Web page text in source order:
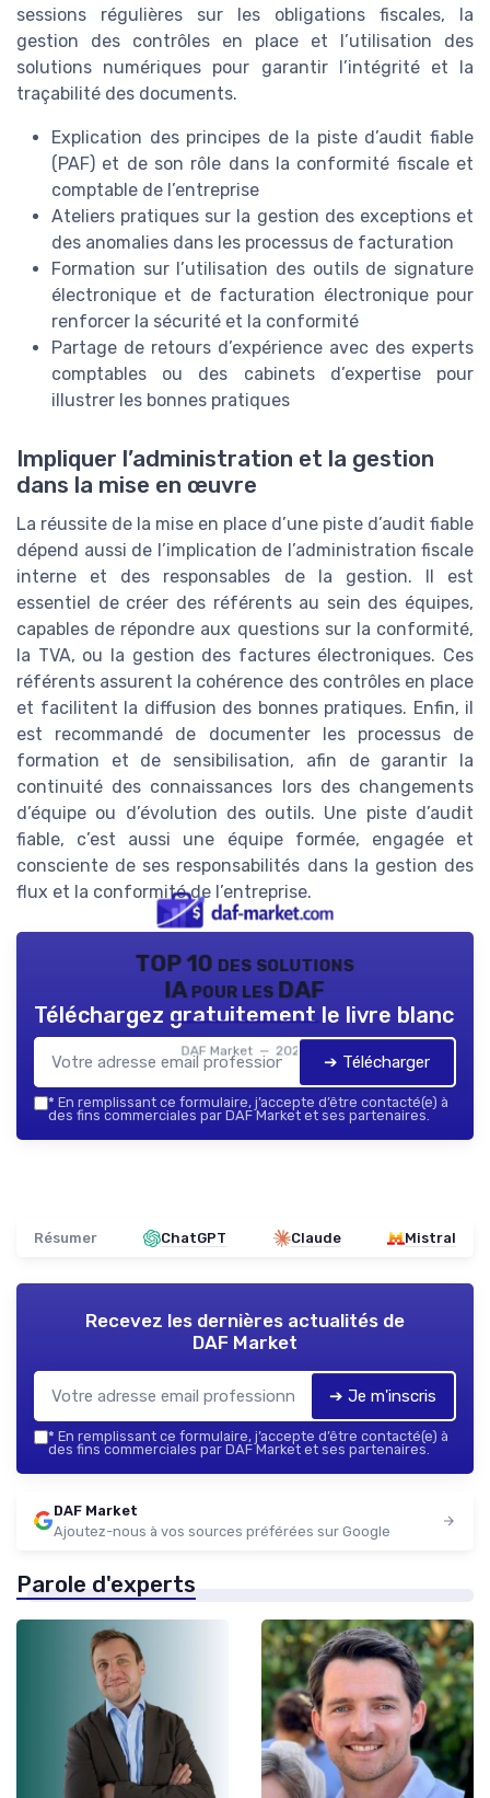
sessions régulières sur les obligations fiscales, la
gestion des contrôles en place et l’utilisation des
solutions numériques pour garantir l’intégrité et la
traçabilité des documents.
Explication des principes de la piste d’audit fiable
(PAF) et de son rôle dans la conformité fiscale et
comptable de l’entreprise
Ateliers pratiques sur la gestion des exceptions et
des anomalies dans les processus de facturation
Formation sur l’utilisation des outils de signature
électronique et de facturation électronique pour
renforcer la sécurité et la conformité
Partage de retours d’expérience avec des experts
comptables ou des cabinets d’expertise pour
illustrer les bonnes pratiques
Impliquer l’administration et la gestion
dans la mise en œuvre
La réussite de la mise en place d’une piste d’audit fiable
dépend aussi de l’implication de l’administration fiscale
interne et des responsables de la gestion. Il est
essentiel de créer des référents au sein des équipes,
capables de répondre aux questions sur la conformité,
la TVA, ou la gestion des factures électroniques. Ces
référents assurent la cohérence des contrôles en place
et facilitent la diffusion des bonnes pratiques. Enfin, il
est recommandé de documenter les processus de
formation et de sensibilisation, afin de garantir la
continuité des connaissances lors des changements
d’équipe ou d’évolution des outils. Une piste d’audit
fiable, c’est aussi une équipe formée, engagée et
consciente de ses responsabilités dans la gestion des
flux et la conformité de l’entreprise.
TOP 10 des solutions
IA pour les DAF
DAF Market — 2026
Téléchargez gratuitement le livre blanc
➔ Télécharger
* En remplissant ce formulaire, j’accepte d’être contacté(e) à
des fins commerciales par DAF Market et ses partenaires.
Résumer ChatGPT Claude Mistral
Recevez les dernières actualités de
DAF Market
➔ Je m'inscris
* En remplissant ce formulaire, j’accepte d’être contacté(e) à
des fins commerciales par DAF Market et ses partenaires.
DAF Market
Ajoutez-nous à vos sources préférées sur Google
Parole d'experts